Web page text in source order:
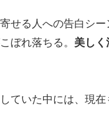
せる人への告白シ
ぼれ落ちる。 美し
ていた中には、現